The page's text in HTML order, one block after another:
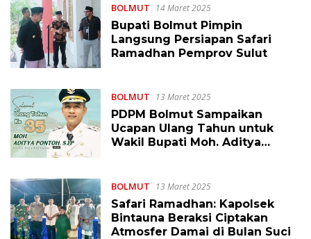
BOLMUT 14 Maret 2025
Bupati Bolmut Pimpin
Langsung Persiapan Safari
Ramadhan Pemprov Sulut
BOLMUT 13 Maret 2025
PDPM Bolmut Sampaikan
Ucapan Ulang Tahun untuk
Wakil Bupati Moh. Aditya
BOLMUT 13 Maret 2025
Safari Ramadhan: Kapolsek
Bintauna Beraksi Ciptakan
Atmosfer Damai di Bulan Suci